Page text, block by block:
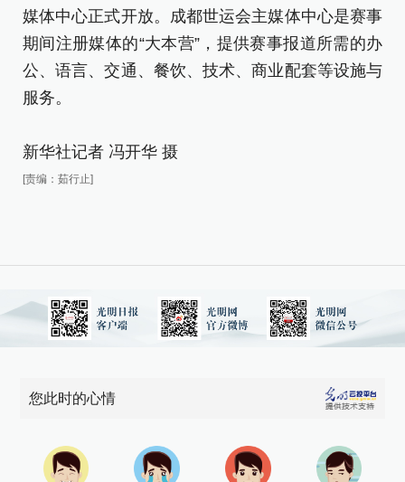
媒体中心正式开放。成都世运会主媒体中心是赛事
期间注册媒体的“大本营”，提供赛事报道所需的办
公、语言、交通、餐饮、技术、商业配套等设施与
服务。
新华社记者 冯开华 摄
[责编：茹行止]
您此时的心情